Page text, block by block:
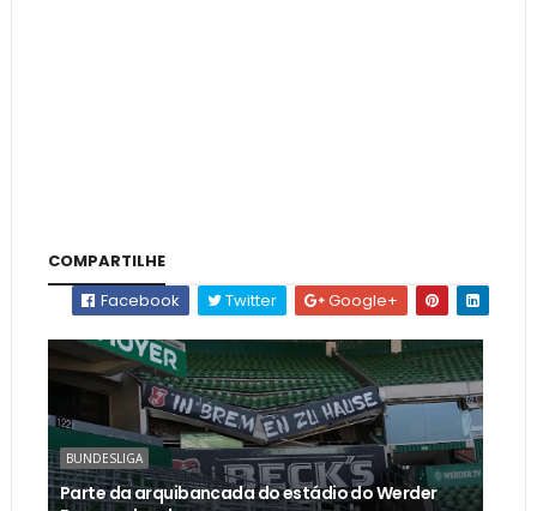
COMPARTILHE
Facebook
Twitter Google+
BUNDESLIGA
Parte da arquibancada do estádio do Werder